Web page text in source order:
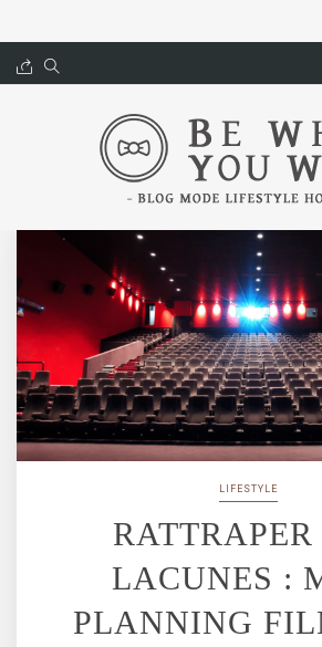
LIFESTYLE
RATTRAPER
LACUNES :
PLANNING